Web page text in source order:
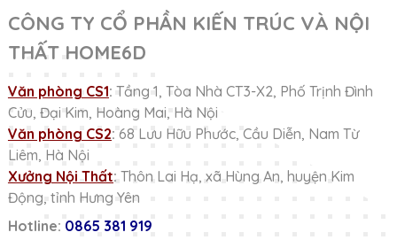
CÔNG TY CỔ PHẦN KIẾN TRÚC VÀ NỘI
THẤT HOME6D
Văn phòng CS1: Tầng 1, Tòa Nhà CT3-X2, Phố Trịnh Đình
Cửu, Đại Kim, Hoàng Mai, Hà Nội
Văn phòng CS2: 68 Lưu Hữu Phước, Cầu Diễn, Nam Từ
Liêm, Hà Nội
Xưởng Nội Thất: Thôn Lai Hạ, xã Hùng An, huyện Kim
Động, tỉnh Hưng Yên
Hotline: 0865 381 919